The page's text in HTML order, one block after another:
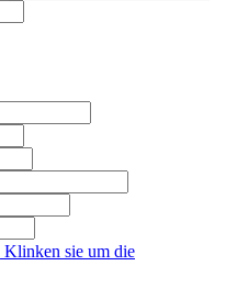
Klinken sie um die